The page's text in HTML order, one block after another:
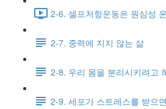
2-6. 셀프저항운동은 원심성
2-7. 중력에 지지 않는 삶
2-8. 우리 몸을 분리시키려고
2-9. 세포가 스트레스를 받으